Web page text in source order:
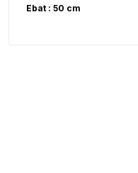
Ebat : 50 cm
Ürün fiyatı diğer